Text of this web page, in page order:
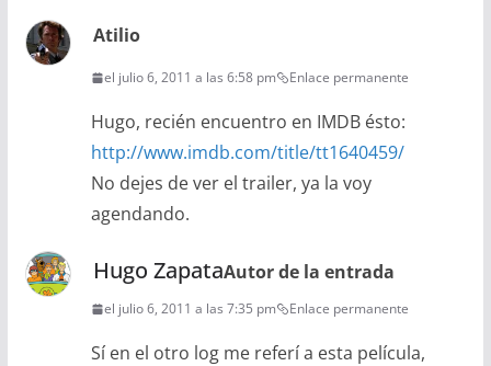
Atilio
el julio 6, 2011 a las 6:58 pm Enlace permanente
Hugo, recién encuentro en IMDB ésto:
http://www.imdb.com/title/tt1640459/
No dejes de ver el trailer, ya la voy
agendando.
Hugo ZapataAutor de la entrada
el julio 6, 2011 a las 7:35 pm Enlace permanente
Sí en el otro log me referí a esta película,